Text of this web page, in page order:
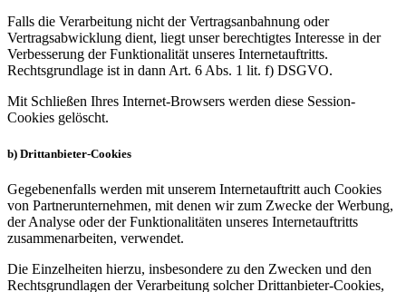
Falls die Verarbeitung nicht der Vertragsanbahnung oder
Vertragsabwicklung dient, liegt unser berechtigtes Interesse in der
Verbesserung der Funktionalität unseres Internetauftritts.
Rechtsgrundlage ist in dann Art. 6 Abs. 1 lit. f) DSGVO.
Mit Schließen Ihres Internet-Browsers werden diese Session-
Cookies gelöscht.
b) Drittanbieter-Cookies
Gegebenenfalls werden mit unserem Internetauftritt auch Cookies
von Partnerunternehmen, mit denen wir zum Zwecke der Werbung,
der Analyse oder der Funktionalitäten unseres Internetauftritts
zusammenarbeiten, verwendet.
Die Einzelheiten hierzu, insbesondere zu den Zwecken und den
Rechtsgrundlagen der Verarbeitung solcher Drittanbieter-Cookies,